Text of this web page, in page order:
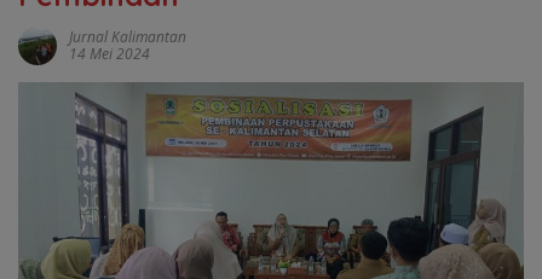
Jurnal Kalimantan
14 Mei 2024